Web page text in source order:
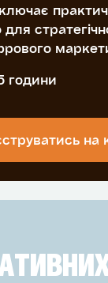
години
на